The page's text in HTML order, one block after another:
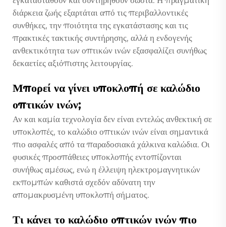
διάρκεια ζωής εξαρτάται από τις περιβαλλοντικές
συνθήκες, την ποιότητα της εγκατάστασης και τις
πρακτικές τακτικής συντήρησης, αλλά η ενδογενής
ανθεκτικότητα των οπτικών ινών εξασφαλίζει συνήθως
δεκαετίες αξιόπιστης λειτουργίας.
Μπορεί να γίνει υποκλοπή σε καλώδιο
οπτικών ινών;
Αν και καμία τεχνολογία δεν είναι εντελώς ανθεκτική σε
υποκλοπές, το καλώδιο οπτικών ινών είναι σημαντικά
πιο ασφαλές από τα παραδοσιακά χάλκινα καλώδια. Οι
φυσικές προσπάθειες υποκλοπής εντοπίζονται
συνήθως αμέσως, ενώ η έλλειψη ηλεκτρομαγνητικών
εκπομπών καθιστά σχεδόν αδύνατη την
απομακρυσμένη υποκλοπή σήματος.
Τι κάνει το καλώδιο οπτικών ινών πιο